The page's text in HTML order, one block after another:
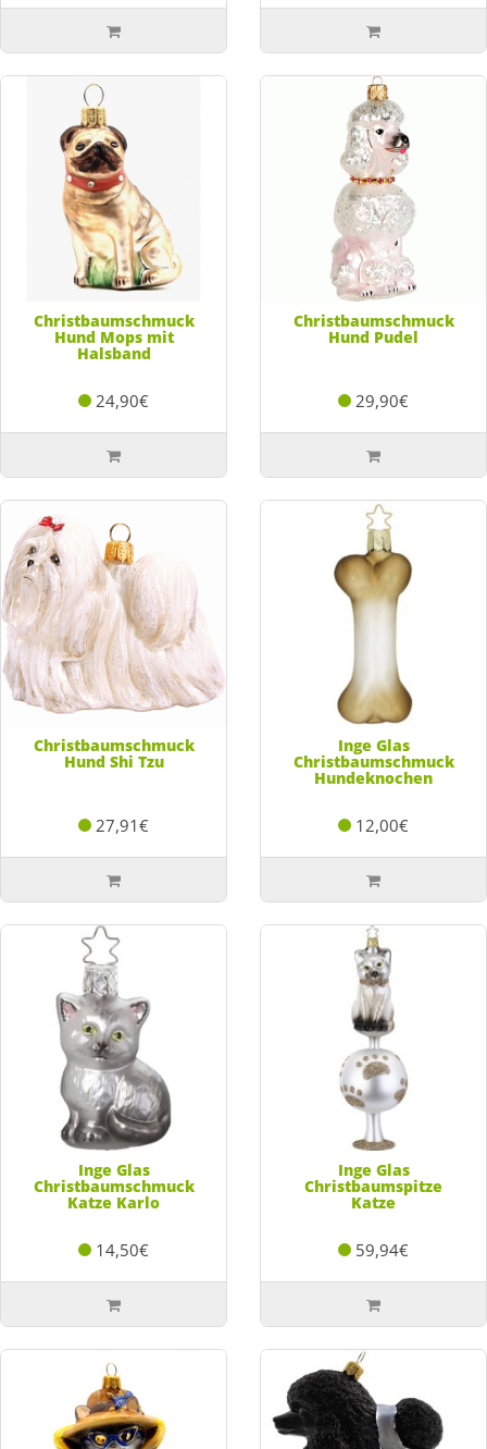
Christbaumschmuck
Hund Mops mit
Halsband
24,90€
Christbaumschmuck
Hund Pudel
29,90€
Christbaumschmuck
Hund Shi Tzu
27,91€
Inge Glas
Christbaumschmuck
Hundeknochen
12,00€
Inge Glas
Christbaumschmuck
Katze Karlo
14,50€
Inge Glas
Christbaumspitze
Katze
59,94€